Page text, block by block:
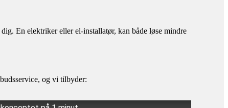
En elektriker eller el-installatør, kan både løse mindre
og vi tilbyder: